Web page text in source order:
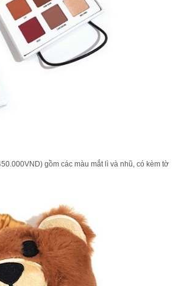
gồm các màu mắt lì và nhũ, có kèm tờ